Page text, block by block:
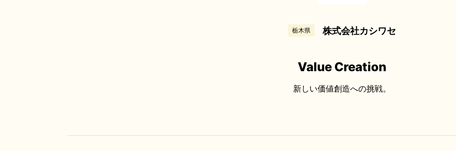
栃木県 株式会社カシワセ
Value Creation
新しい価値創造への挑戦。